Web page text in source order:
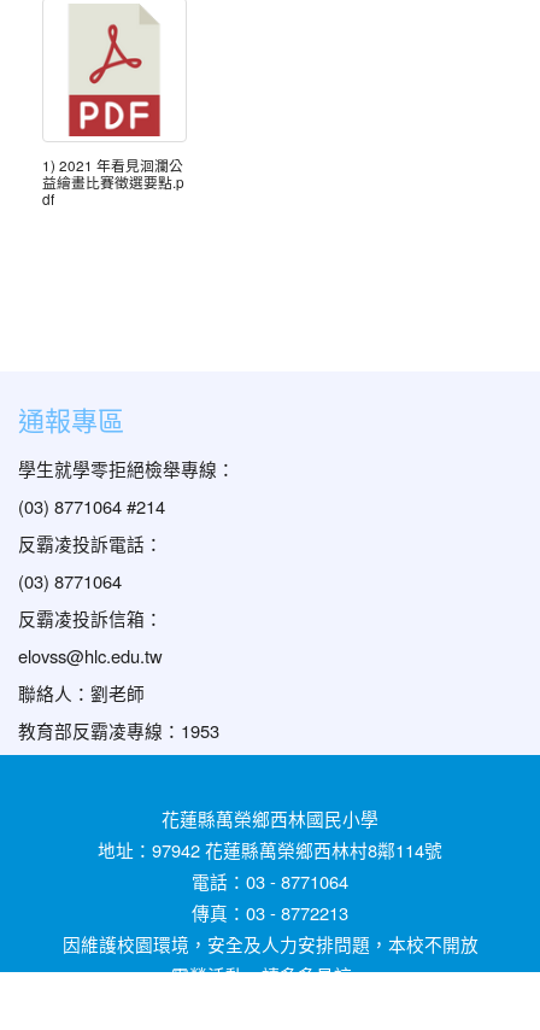
1) 2021 年看見洄瀾公
益繪畫比賽徵選要點.p
df
通報專區
學生就學零拒絕檢舉專線：
(03) 8771064 #214
反霸凌投訴電話：
(03) 8771064
反霸凌投訴信箱：
elovss@hlc.edu.tw
聯絡人：劉老師
教育部反霸凌專線：1953
花蓮縣萬榮鄉西林國民小學
地址：97942 花蓮縣萬榮鄉西林村8鄰114號
電話：03 - 8771064
傳真：03 - 8772213
因維護校園環境，安全及人力安排問題，本校不開放
露營活動，請多多見諒。